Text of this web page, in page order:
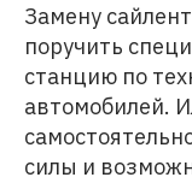
Замену
поручить
станцию по
автомобилей.
силы и